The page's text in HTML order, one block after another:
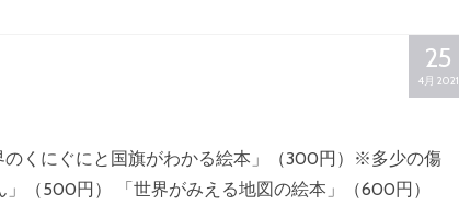
25
4月 2021
くにぐにと国旗がわかる絵本」（300円）※多少の傷
（500円） 「世界がみえる地図の絵本」（600円）